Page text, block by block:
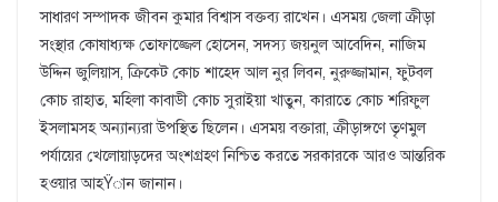
সাধারণ সম্পাদক জীবন কুমার বিশ্বাস বক্তব্য রাখেন। এসময় জেলা ক্রীড়া
সংস্থার কোষাধ্যক্ষ তোফাজ্জেল হোসেন, সদস্য জয়নুল আবেদিন, নাজিম
উদ্দিন জুলিয়াস, ক্রিকেট কোচ শাহেদ আল নুর লিবন, নুরুজ্জামান, ফুটবল
কোচ রাহাত, মহিলা কাবাডী কোচ সুরাইয়া খাতুন, কারাতে কোচ শরিফুল
ইসলামসহ অন্যান্যরা উপস্থিত ছিলেন। এসময় বক্তারা, ক্রীড়াঙ্গণে তৃণমুল
পর্যায়ের খেলোয়াড়দের অংশগ্রহণ নিশ্চিত করতে সরকারকে আরও আন্তরিক
হওয়ার আহŸান জানান।